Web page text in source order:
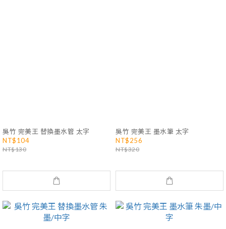
吳竹 完美王 替換墨水管 太字
NT$104
NT$130
吳竹 完美王 墨水筆 太字
NT$256
NT$320